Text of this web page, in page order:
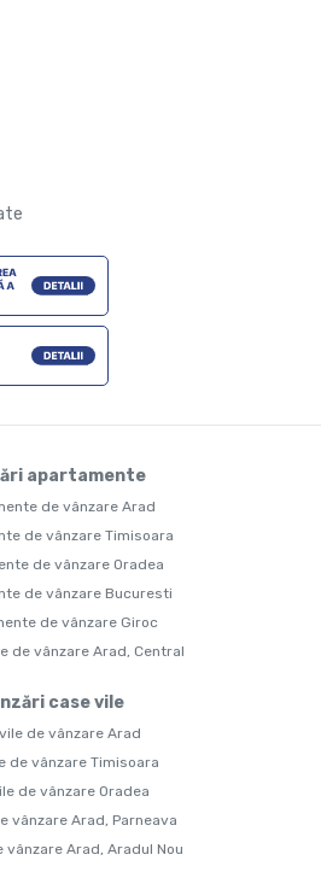
apartamente
de vânzare Arad
de vânzare Timisoara
de vânzare Oradea
de vânzare Bucuresti
de vânzare Giroc
de vânzare Arad, Central
case vile
de vânzare Arad
de vânzare Timisoara
de vânzare Oradea
vânzare Arad, Parneava
vânzare Arad, Aradul Nou